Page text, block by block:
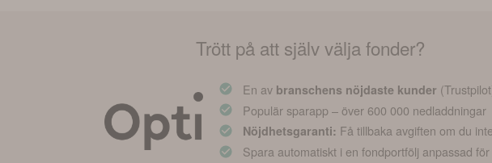
Trött på att själv välja fonder?
En av branschens nöjdaste kunder
Populär sparapp – över 600 000 nedladdningar
Nöjdhetsgaranti: Få tillbaka avgiften om du
Spara automatiskt i en fondportfölj anpassad